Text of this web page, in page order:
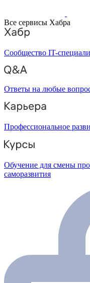
Все сервисы Хабра
Сообщество IT-
Ответы на любые
Профессиональное
Обучение для смены
саморазвития